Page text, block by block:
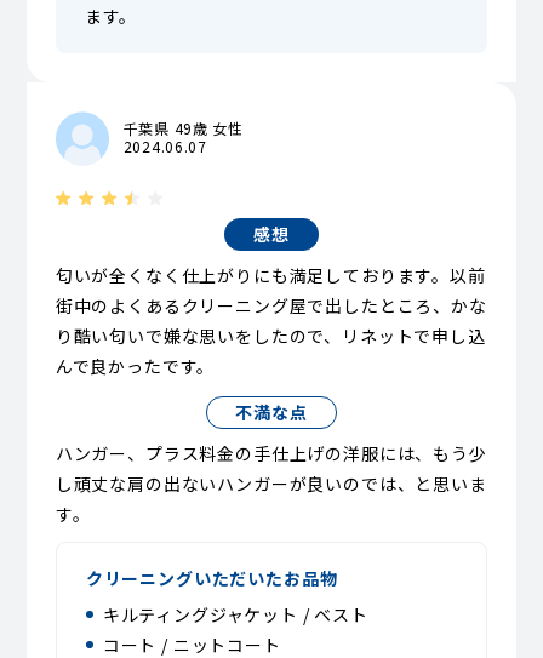
ます。
千葉県 49歳 女性
2024.06.07
感想
匂いが全くなく仕上がりにも満足しております。以前
街中のよくあるクリーニング屋で出したところ、かな
り酷い匂いで嫌な思いをしたので、リネットで申し込
んで良かったです。
不満な点
ハンガー、プラス料金の手仕上げの洋服には、もう少
し頑丈な肩の出ないハンガーが良いのでは、と思いま
す。
クリーニングいただいたお品物
キルティングジャケット / ベスト
コート / ニットコート